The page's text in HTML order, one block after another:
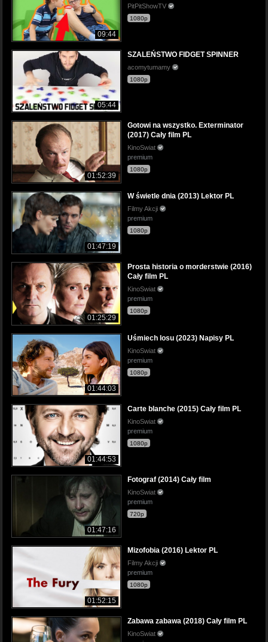
09:44
PitPitShowTV
1080p
05:44
SZALEŃSTWO FIDGET SPINNER
acomytumamy
1080p
01:52:39
Gotowi na wszystko. Exterminator
(2017) Cały film PL
KinoSwiat
premium
1080p
01:47:19
W świetle dnia (2013) Lektor PL
Filmy Akcji
premium
1080p
01:25:29
Prosta historia o morderstwie (2016)
Cały film PL
KinoSwiat
premium
1080p
01:44:03
Uśmiech losu (2023) Napisy PL
KinoSwiat
premium
1080p
01:44:53
Carte blanche (2015) Cały film PL
KinoSwiat
premium
1080p
01:47:16
Fotograf (2014) Cały film
KinoSwiat
premium
720p
01:52:15
Mizofobia (2016) Lektor PL
Filmy Akcji
premium
1080p
Zabawa zabawa (2018) Cały film PL
KinoSwiat